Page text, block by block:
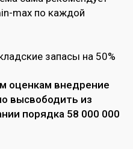
max по каждой
запасы на 50%
оценкам внедрение
высвободить из
порядка 58 000 000